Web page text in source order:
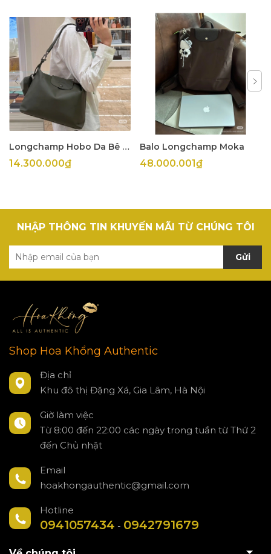
Longchamp Hobo Da Bê Olive
14.300.000₫
Balo Longchamp Moka
48.000.001₫
NHẬP THÔNG TIN KHUYẾN MÃI TỪ CHÚNG TÔI
Gửi
Shop Hoa Khổng Authentic
Địa chỉ
Khu đô thị Đặng Xá, Gia Lâm, Hà Nội
Giờ làm việc
Từ 8:00 đến 22:00 các ngày trong tuần từ Thứ 2
đến Chủ nhật
Email
hoakhongauthentic@gmail.com
Hotline
0941057434 - 0942791679